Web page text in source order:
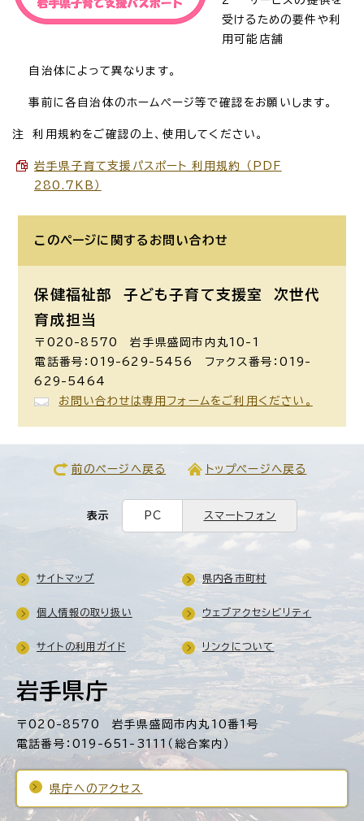
受けるための要件や利
用可能店舗
自治体によって異なります。
事前に各自治体のホームページ等で確認をお願いします。
注 利用規約をご確認の上、使用してください。
岩手県子育て支援パスポート_利用規約 （PDF
280.7KB）
このページに関する お問い合わせ
保健福祉部 子ども子育て支援室
次世代
育成担当
〒020-8570 岩手県盛岡市内丸10-1
電話番号：019-629-5456 ファクス番号：019-
629-5464
お問い合わせは専用フォームをご利用ください。
前のページへ戻る トップページへ戻る
表示 PC スマートフォン
岩手県庁
〒020-8570 岩手県盛岡市内丸10番1号
電話番号：019-651-3111（総合案内）
県庁へのアクセス
サイトマップ 県内各市町村
個人情報の取り扱い ウェブアクセシビリティ
サイトの利用ガイド リンクについて